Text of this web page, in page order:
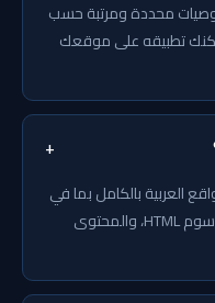
كل تقرير يحتوي على 3 إلى 5 توصيات محددة ومرتبة حسب
تطبيقه على موقعك
+
العربية بالكامل بما في
ذلك التحقق من اتجاه RTL، اللغة في وسوم HTML، والمحتوى